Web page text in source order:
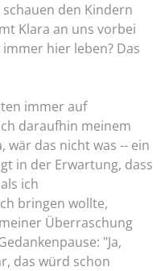
den Kindern
Klara an uns vorbei
hier leben? Das
immer auf
daraufhin meinem
wär das nicht was -- ein
in der Erwartung, dass
ich
bringen wollte,
Überraschung
"Ja,
das würd schon